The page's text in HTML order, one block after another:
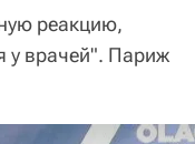
реакцию,
у врачей". Париж